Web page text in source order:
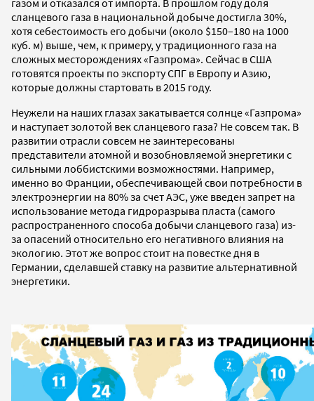
сланцевого газа в национальной добыче достигла 30%,
хотя себестоимость его добычи (около $150–180 на 1000
куб. м) выше, чем, к примеру, у традиционного газа на
сложных месторождениях «Газпрома». Сейчас в США
готовятся проекты по экспорту СПГ в Европу и Азию,
которые должны стартовать в 2015 году.
Неужели на наших глазах закатывается солнце «Газпрома»
и наступает золотой век сланцевого газа? Не совсем так. В
развитии отрасли совсем не заинтересованы
представители атомной и возобновляемой энергетики с
сильными лоббистскими возможностями. Например,
именно во Франции, обеспечивающей свои потребности в
электроэнергии на 80% за счет АЭС, уже введен запрет на
использование метода гидроразрыва пласта (самого
распространенного способа добычи сланцевого газа) из-
за опасений относительно его негативного влияния на
экологию. Этот же вопрос стоит на повестке дня в
Германии, сделавшей ставку на развитие альтернативной
энергетики.